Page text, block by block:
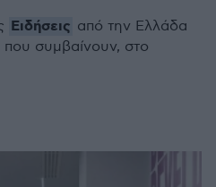
Ειδήσεις από την Ελλάδα
που συμβαίνουν, στο